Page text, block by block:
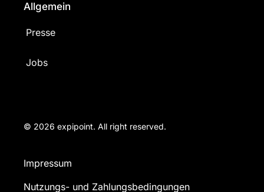
Allgemein
Presse
Jobs
© 2026 expipoint. All right reserved.
Impressum
Nutzungs- und Zahlungsbedingungen